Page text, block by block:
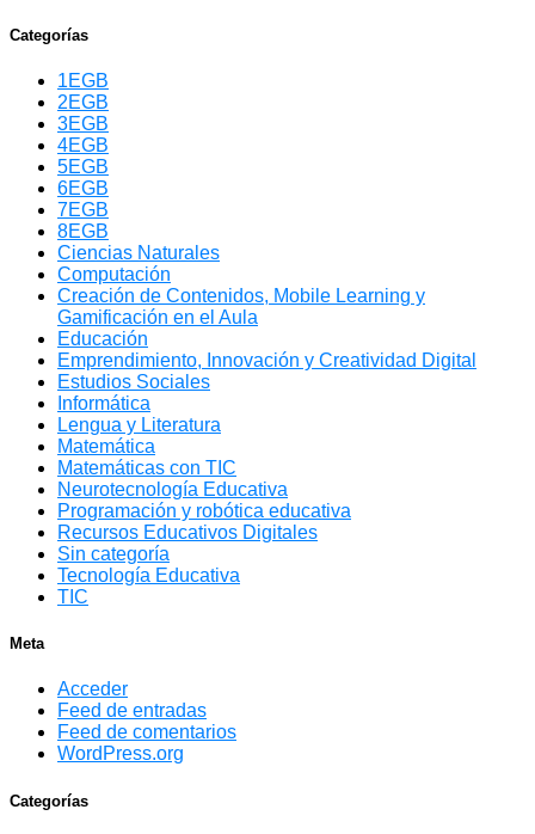
Categorías
1EGB
2EGB
3EGB
4EGB
5EGB
6EGB
7EGB
8EGB
Ciencias Naturales
Computación
Creación de Contenidos, Mobile Learning y
Gamificación en el Aula
Educación
Emprendimiento, Innovación y Creatividad Digital
Estudios Sociales
Informática
Lengua y Literatura
Matemática
Matemáticas con TIC
Neurotecnología Educativa
Programación y robótica educativa
Recursos Educativos Digitales
Sin categoría
Tecnología Educativa
TIC
Meta
Acceder
Feed de entradas
Feed de comentarios
WordPress.org
Categorías